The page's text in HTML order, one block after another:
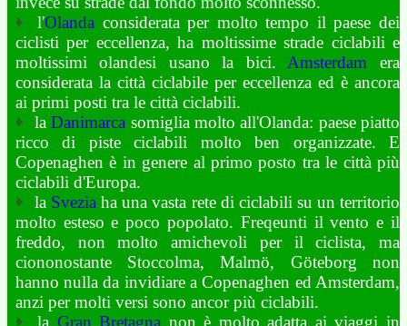
l'Olanda considerata per molto tempo il paese dei
ciclisti per eccellenza, ha moltissime strade ciclabili e
moltissimi olandesi usano la bici.Amsterdam era
considerata la città ciclabile per eccellenza ed è ancora
ai primi posti tra le città ciclabili.
laDanimarca somiglia molto all'Olanda: paese piatto
ricco di piste ciclabili molto ben organizzate. E
Copenaghen è in genere al primo posto tra le città più
ciclabili d'Europa.
la Svezia ha una vasta rete di ciclabili su un territorio
molto esteso e poco popolato. Freqeunti il vento e il
freddo, non molto amichevoli per il ciclista, ma
ciononostante Stoccolma, Malmö, Göteborg non
hanno nulla da invidiare a Copenaghen ed Amsterdam,
anzi per molti versi sono ancor più ciclabili.